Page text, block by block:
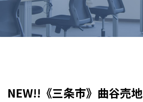
NEW!!《三条市》曲谷売地